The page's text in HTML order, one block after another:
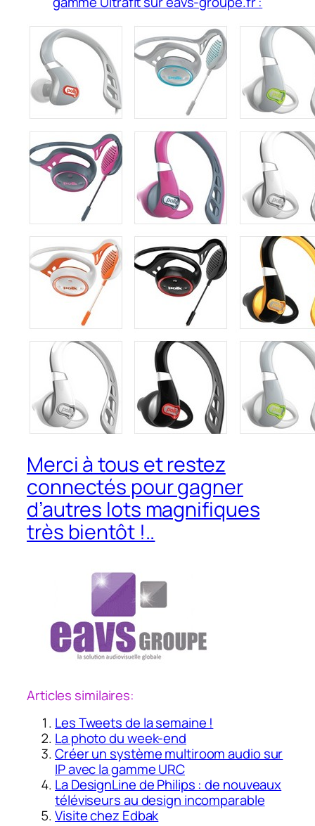
Merci à tous et restez
connectés pour gagner
d’autres lots magnifiques
très bientôt !..
Articles similaires:
Les Tweets de la semaine !
La photo du week-end
Créer un système multiroom audio sur
IP avec la gamme URC
La DesignLine de Philips : de nouveaux
téléviseurs au design incomparable
Visite chez Edbak